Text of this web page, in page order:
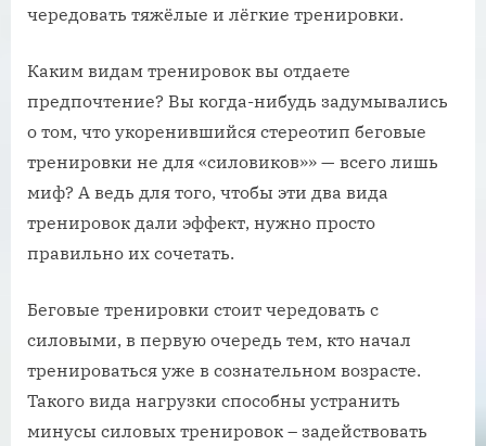
чередовать тяжёлые и лёгкие тренировки.
Каким видам тренировок вы отдаете
предпочтение? Вы когда-нибудь задумывались
о том, что укоренившийся стереотип беговые
тренировки не для «силовиков»» — всего лишь
миф? А ведь для того, чтобы эти два вида
тренировок дали эффект, нужно просто
правильно их сочетать.
Беговые тренировки стоит чередовать с
силовыми, в первую очередь тем, кто начал
тренироваться уже в сознательном возрасте.
Такого вида нагрузки способны устранить
минусы силовых тренировок – задействовать